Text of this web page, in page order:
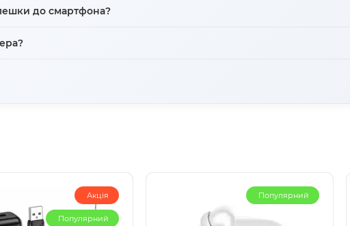
до смартфона?
флешки до смартфона вам потрібен OTG адаптер Type-C to USB-A.
Акція
Популярний
Популярний